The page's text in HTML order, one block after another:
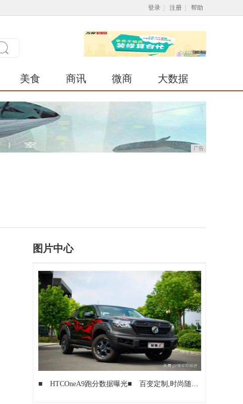
登录 注册 帮助
美食 商讯 微商 大数据
广告
图片中心
■ HTCOneA9跑分数据曝光■ 百变定制,时尚随行!2021TCE服装定制展（上海）全新启动!